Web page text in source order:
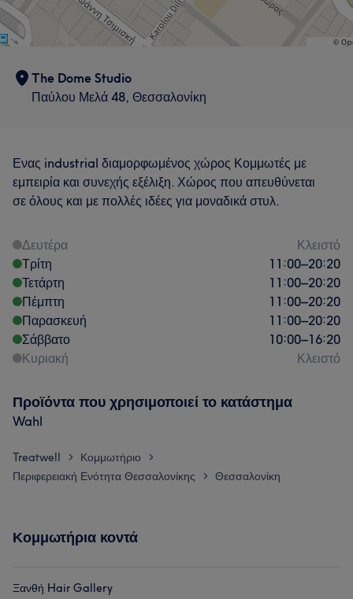
Τι λένε οι πελάτες μας για Thomas
The Dome Studio
Παύλου Μελά 48, Θεσσαλονίκη
Ενας industrial διαμορφωμένος χώρος Κομμωτές με
εμπειρία και συνεχής εξέλιξη. Χώρος που απευθύνεται
σε όλους και με πολλές ιδέες για μοναδικά στυλ.
Δευτέρα
Κλειστό
Τρίτη
11:00–20:20
Τετάρτη
11:00–20:20
Πέμπτη
11:00–20:20
Παρασκευή
11:00–20:20
Σάββατο
10:00–16:20
Κυριακή
Κλειστό
Προϊόντα που χρησιμοποιεί το κατάστημα
Wahl
Treatwell > Κομμωτήριο >
Περιφερειακή Ενότητα Θεσσαλονίκης > Θεσσαλονίκη
Κομμωτήρια κοντά
Ξανθή Hair Gallery